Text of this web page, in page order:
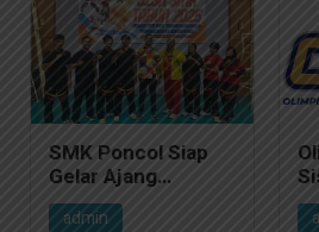
SMK Poncol Siap
Gelar Ajang
Bergengsi O2SN
Cabang Karate dan
admin